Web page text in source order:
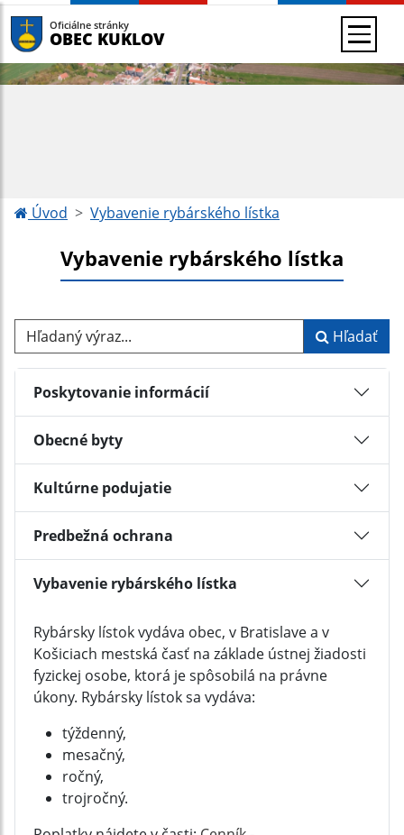
Oficiálne stránky
OBEC KUKLOV
Úvod Vybavenie rybárského lístka
Vybavenie rybárského lístka
Hľadaný výraz... Hľadať
Poskytovanie informácií
Obecné byty
Kultúrne podujatie
Predbežná ochrana
Vybavenie rybárského lístka
Rybársky lístok vydáva obec, v Bratislave a v
Košiciach mestská časť na základe ústnej žiadosti
fyzickej osobe, ktorá je spôsobilá na právne
úkony. Rybársky lístok sa vydáva:
týždenný,
mesačný,
ročný,
trojročný.